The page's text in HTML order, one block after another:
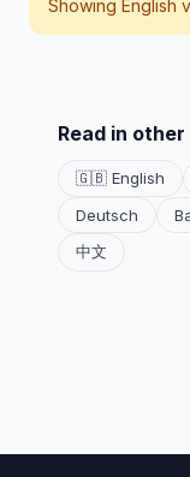
Showing English
Read in
🇬🇧 English
Deutsch
中文